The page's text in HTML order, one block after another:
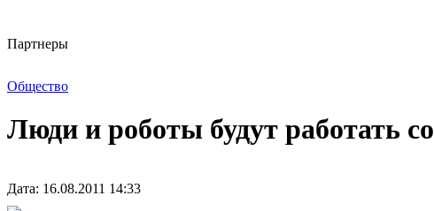
Партнеры
Общество
Люди и роботы будут работать
Дата: 16.08.2011 14:33